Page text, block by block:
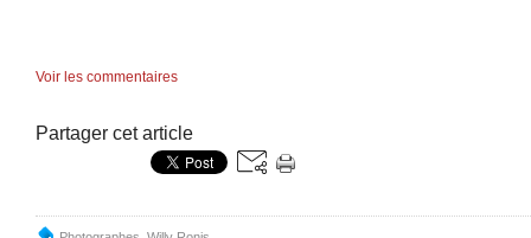
Voir les commentaires
Partager cet article